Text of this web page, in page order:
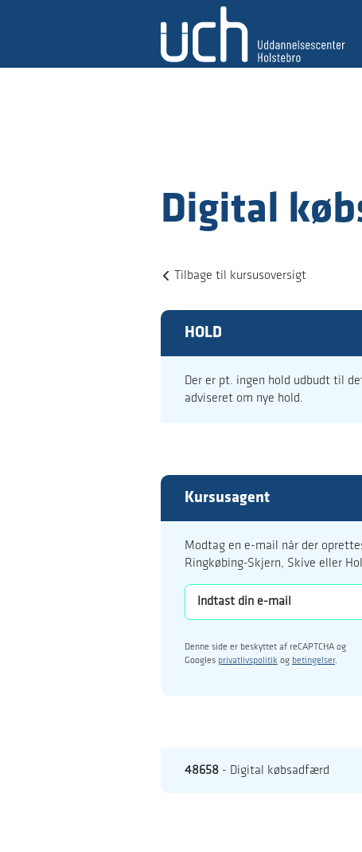
Digital
Tilbage til kursusoversigt
HOLD
Der er pt. ingen hold udbudt til
adviseret om nye hold.
Kursusagent
Modtag en e-mail når der
Ringkøbing-Skjern, Skive eller
Denne side er beskyttet af reCAPTCHA og
Googles privatlivspolitik og betingelser.
48658 - Digital købsadfærd